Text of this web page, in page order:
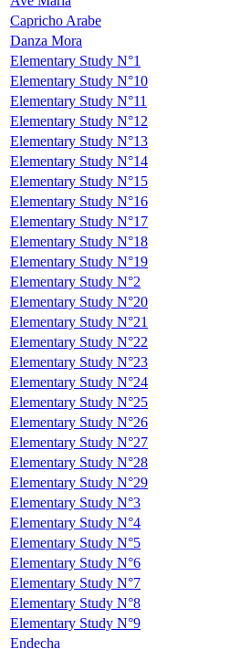
Capricho Arabe
Danza Mora
Elementary Study N°1
Elementary Study N°10
Elementary Study N°11
Elementary Study N°12
Elementary Study N°13
Elementary Study N°14
Elementary Study N°15
Elementary Study N°16
Elementary Study N°17
Elementary Study N°18
Elementary Study N°19
Elementary Study N°2
Elementary Study N°20
Elementary Study N°21
Elementary Study N°22
Elementary Study N°23
Elementary Study N°24
Elementary Study N°25
Elementary Study N°26
Elementary Study N°27
Elementary Study N°28
Elementary Study N°29
Elementary Study N°3
Elementary Study N°4
Elementary Study N°5
Elementary Study N°6
Elementary Study N°7
Elementary Study N°8
Elementary Study N°9
Endecha